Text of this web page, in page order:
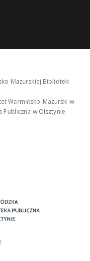
Mazurskiej Biblioteki
Warmińsko-Mazurski w
w Olsztynie